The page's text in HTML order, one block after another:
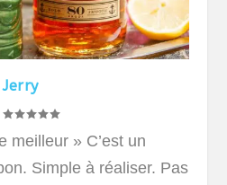
|
meilleur » C’est un
Simple à réaliser. Pas